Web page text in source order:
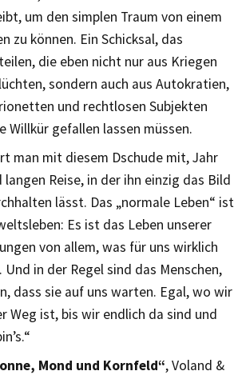
um den simplen Traum von einem
zu können. Ein Schicksal, das
die eben nicht nur aus Kriegen
sondern auch aus Autokratien,
und rechtlosen Subjekten
Willkür gefallen lassen müssen.
man mit diesem Dschude mit, Jahr
langen Reise, in der ihn einzig das Bild
lässt. Das „normale Leben“ ist
Es ist das Leben unserer
von allem, was für uns wirklich
in der Regel sind das Menschen,
dass sie auf uns warten. Egal, wo wir
Weg ist, bis wir endlich da sind und
Mond und Kornfeld“, Voland &